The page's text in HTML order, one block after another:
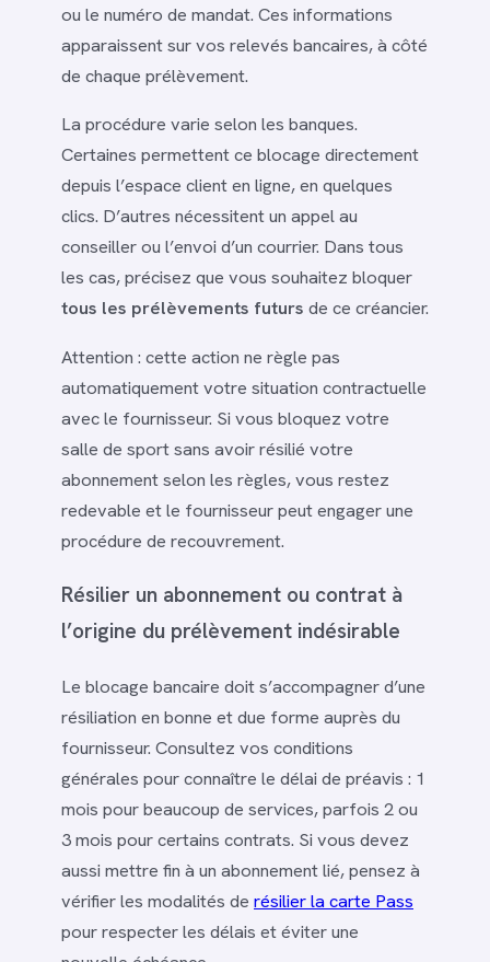
ou le numéro de mandat. Ces informations
apparaissent sur vos relevés bancaires, à côté
de chaque prélèvement.
La procédure varie selon les banques.
Certaines permettent ce blocage directement
depuis l’espace client en ligne, en quelques
clics. D’autres nécessitent un appel au
conseiller ou l’envoi d’un courrier. Dans tous
les cas, précisez que vous souhaitez bloquer
tous les prélèvements futurs de ce créancier.
Attention : cette action ne règle pas
automatiquement votre situation contractuelle
avec le fournisseur. Si vous bloquez votre
salle de sport sans avoir résilié votre
abonnement selon les règles, vous restez
redevable et le fournisseur peut engager une
procédure de recouvrement.
Résilier un abonnement ou contrat à
l’origine du prélèvement indésirable
Le blocage bancaire doit s’accompagner d’une
résiliation en bonne et due forme auprès du
fournisseur. Consultez vos conditions
générales pour connaître le délai de préavis : 1
mois pour beaucoup de services, parfois 2 ou
3 mois pour certains contrats. Si vous devez
aussi mettre fin à un abonnement lié, pensez à
vérifier les modalités de résilier la carte Pass
pour respecter les délais et éviter une